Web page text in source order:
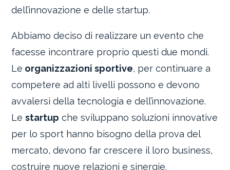
dell’innovazione e delle startup.
Abbiamo deciso di realizzare un evento che
facesse incontrare proprio questi due mondi.
Le organizzazioni sportive, per continuare a
competere ad alti livelli possono e devono
avvalersi della tecnologia e dell’innovazione.
Lestartup che sviluppano soluzioni innovative
per lo sport hanno bisogno della prova del
mercato, devono far crescere il loro business,
costruire nuove relazioni e sinergie.